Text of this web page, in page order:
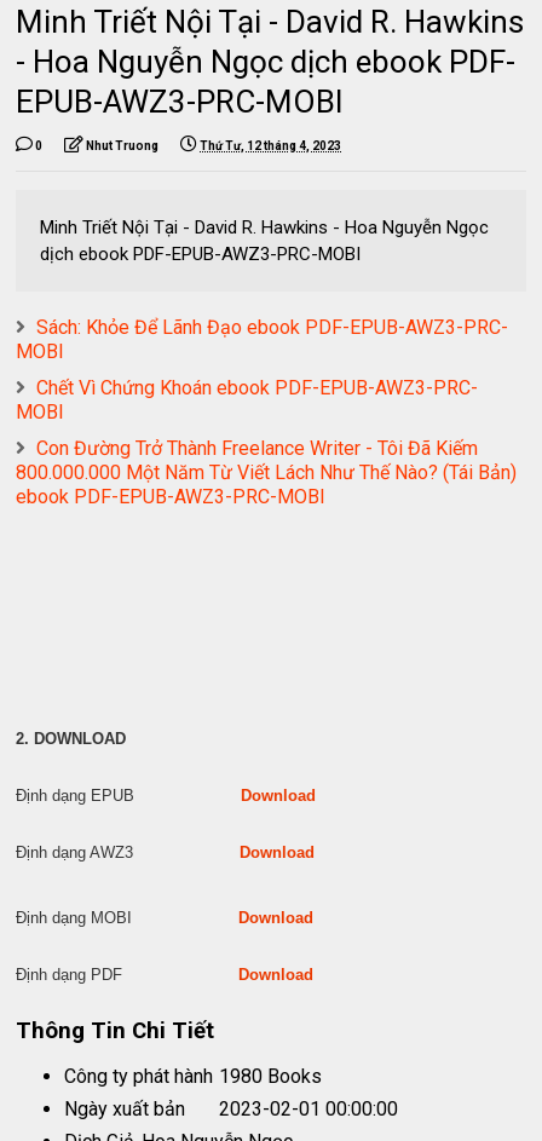
Minh Triết Nội Tại - David R. Hawkins
- Hoa Nguyễn Ngọc dịch ebook PDF-
EPUB-AWZ3-PRC-MOBI
0 Nhut Truong Thứ Tư, 12 tháng 4, 2023
Minh Triết Nội Tại - David R. Hawkins - Hoa Nguyễn Ngọc
dịch ebook PDF-EPUB-AWZ3-PRC-MOBI
Sách: Khỏe Để Lãnh Đạo ebook PDF-EPUB-AWZ3-PRC-
MOBI
Chết Vì Chứng Khoán ebook PDF-EPUB-AWZ3-PRC-
MOBI
Con Đường Trở Thành Freelance Writer - Tôi Đã Kiếm
800.000.000 Một Năm Từ Viết Lách Như Thế Nào? (Tái Bản)
ebook PDF-EPUB-AWZ3-PRC-MOBI
2. DOWNLOAD
Định dạng EPUB Download
Định dạng AWZ3 Download
Định dạng MOBI Download
Định dạng PDF Download
Thông Tin Chi Tiết
Công ty phát hành 1980 Books
Ngày xuất bản
2023-02-01 00:00:00